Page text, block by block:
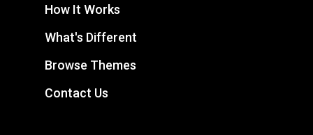
How It Works
What's Different
Browse Themes
Contact Us